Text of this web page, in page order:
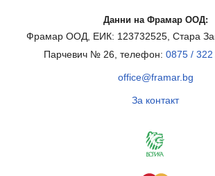
Данни на Фрамар ООД:
Фрамар ООД, ЕИК: 123732525, Стара
Парчевич № 26, телефон: 0875 / 322
office@framar.bg
За контакт